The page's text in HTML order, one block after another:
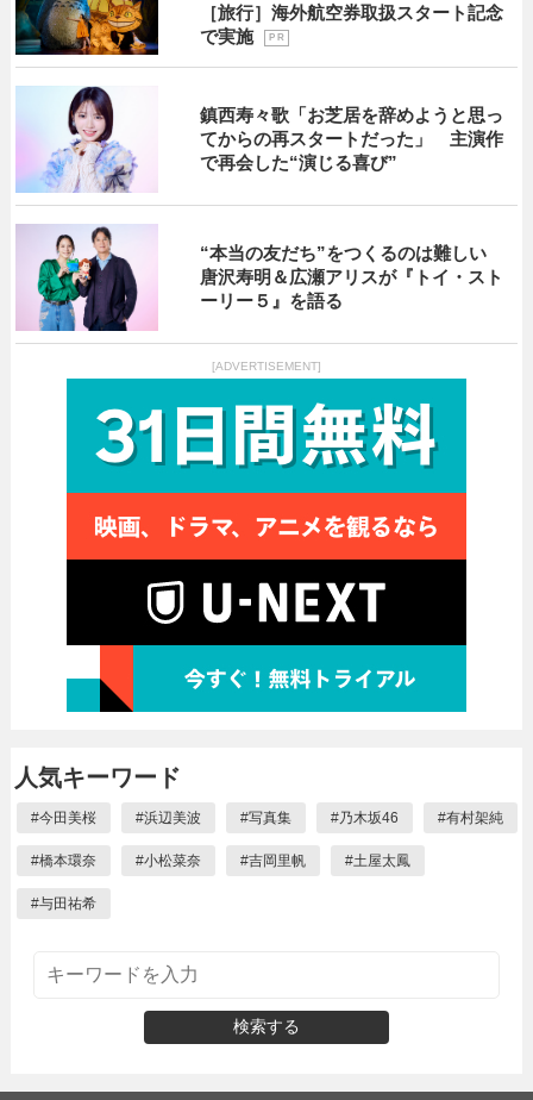
［旅行］海外航空券取扱スタート記念
で実施
P R
鎮西寿々歌「お芝居を辞めようと思っ
てからの再スタートだった」 主演作
で再会した“演じる喜び”
“本当の友だち”をつくるのは難しい
唐沢寿明＆広瀬アリスが『トイ・スト
ーリー５』を語る
[ADVERTISEMENT]
人気キーワード
#今田美桜 #浜辺美波 #写真集 #乃木坂46 #有村架純
#橋本環奈 #小松菜奈 #吉岡里帆 #土屋太鳳
#与田祐希
検索する